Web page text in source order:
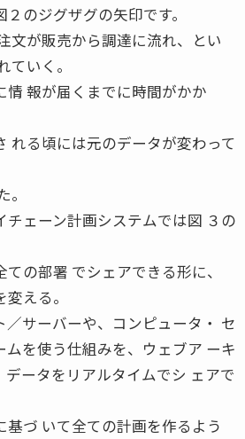
のジグザグの矢印です。
文が販売から調達に流れ、とい
ていく。
情 報が届くまでに時間がかか
れる頃には元のデータが変わって
チェーン計画システムでは図 ３の
の部署 でシェアできる形に、
える。
サーバーや、コンピュータ・ セ
ムを使う仕組みを、ウェブア ーキ
ータをリアルタイムでシ ェアで
基づ いて全ての計画を作るよう